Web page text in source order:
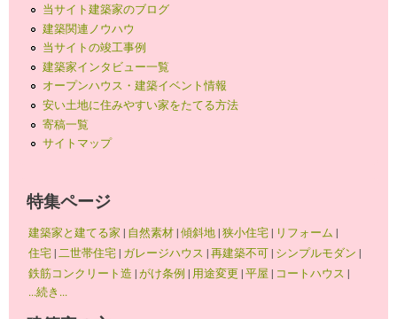
当サイト建築家のブログ
建築関連ノウハウ
当サイトの竣工事例
建築家インタビュー一覧
オープンハウス・建築イベント情報
安い土地に住みやすい家をたてる方法
寄稿一覧
サイトマップ
特集ページ
建築家と建てる家 | 自然素材|傾斜地|狭小住宅| リフォーム |
住宅| 二世帯住宅| ガレージハウス |再建築不可| シンプルモダン |
鉄筋コンクリート造 |がけ条例 | 用途変更 |平屋 | コートハウス |
...続き...